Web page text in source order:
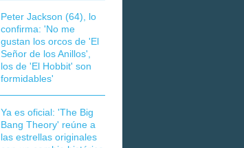
Peter Jackson (64), lo
confirma: 'No me
gustan los orcos de 'El
Señor de los Anillos',
los de 'El Hobbit' son
formidables'
Ya es oficial: 'The Big
Bang Theory' reúne a
las estrellas originales